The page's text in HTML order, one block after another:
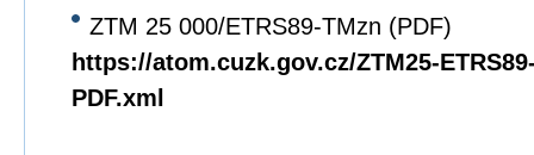
ZTM 25 000/ETRS89-TMzn (PDF)
https://atom.cuzk.gov.cz/ZTM25-
PDF.xml